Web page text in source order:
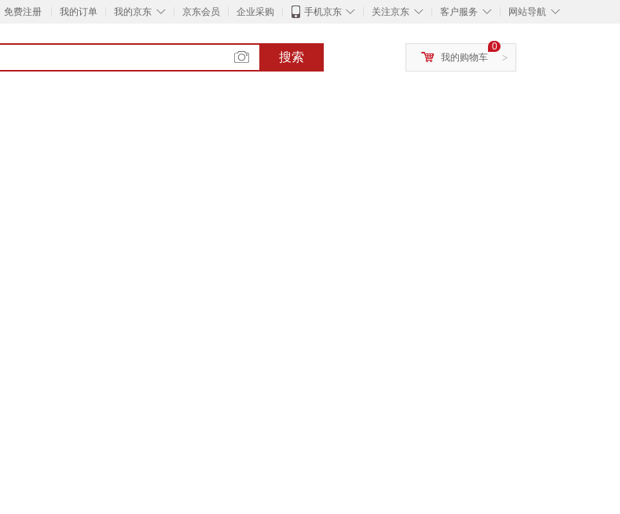
免费注册 我的订单 ◇
我的京东 京东会员 企业采购 ◇
手机京东 ◇
关注京东 ◇
客户服务 ◇
网站导航
搜索 >
0
我的购物车